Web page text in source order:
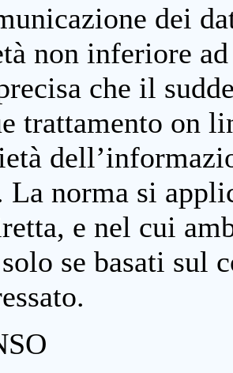
dei
non inferiore
che il
trattamento on
La norma si
e nel cui
se basati sul